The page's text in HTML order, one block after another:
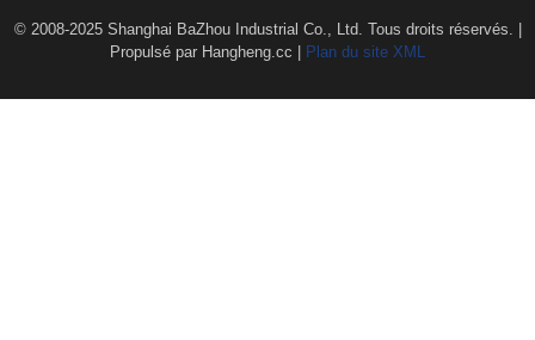
© 2008-2025 Shanghai BaZhou Industrial Co., Ltd. Tous droits réservés. |
Propulsé par Hangheng.cc |
Plan du site XML